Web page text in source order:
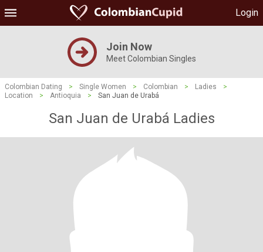
Login
Join Now
Meet Colombian Singles
Colombian Dating > Single Women > Colombian > Ladies
>
Location
> Antioquia > San Juan de Urabá
San Juan de Urabá Ladies